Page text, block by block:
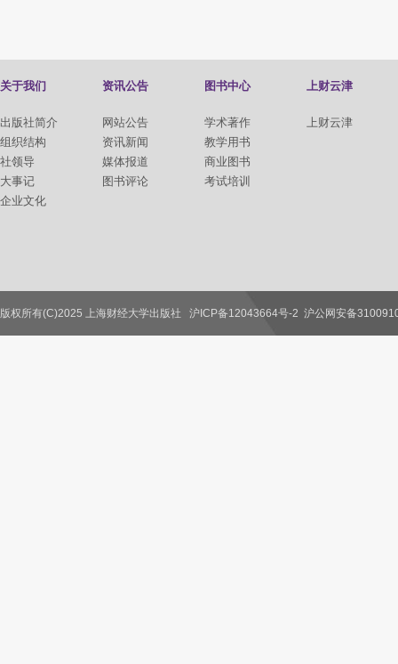
关于我们
出版社简介
组织结构
社领导
大事记
企业文化
资讯公告
网站公告
资讯新闻
媒体报道
图书评论
图书中心
学术著作
教学用书
商业图书
考试培训
上财云津
上财云津
联系我们
版权所有(C)2025 上海财经大学出版社 沪ICP备12043664号-2 沪公网安备